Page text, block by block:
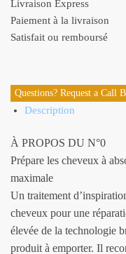
Livraison Express
Paiement à la livraison
Satisfait ou remboursé
Questions? Request a Call
Description
À PROPOS DU N°0
Prépare les cheveux à
maximale
Un traitement
cheveux pour une
élevée de la technologie
produit à emporter. Il